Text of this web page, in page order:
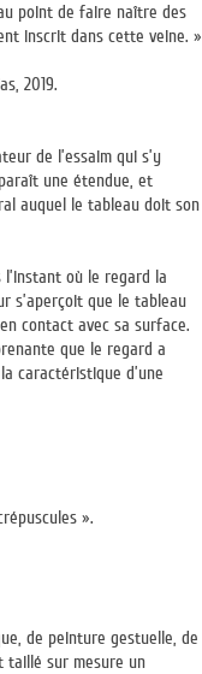
point de faire naître des
inscrit dans cette veine. »
2019.
de l’essaim qui s’y
une étendue, et
auquel le tableau doit son
où le regard la
s’aperçoit que le tableau
contact avec sa surface.
que le regard a
caractéristique d’une
».
de peinture gestuelle, de
taillé sur mesure un